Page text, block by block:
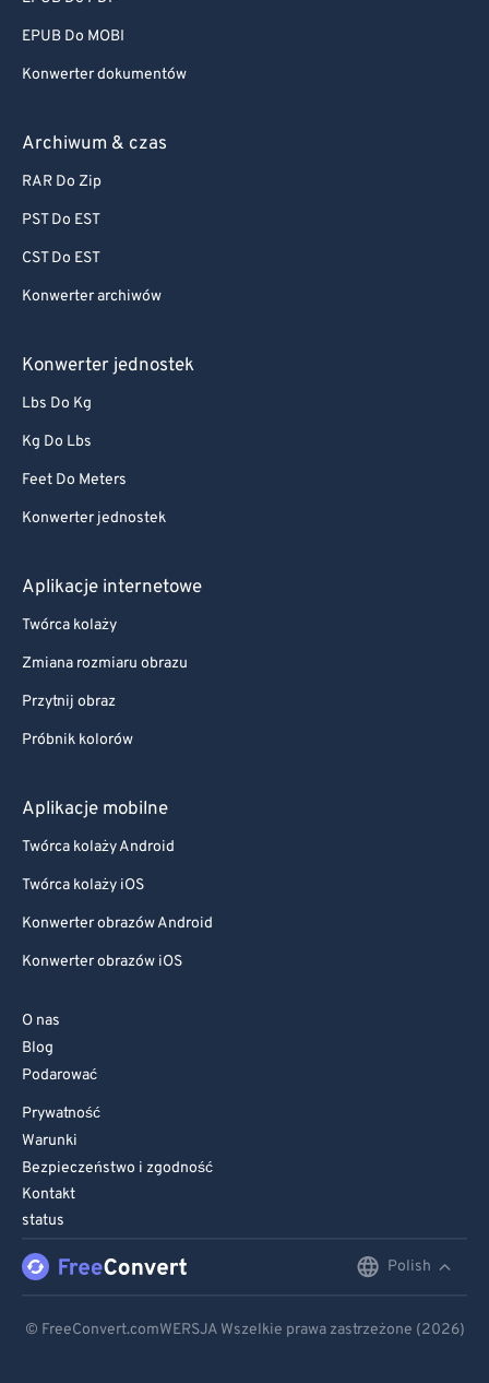
EPUB Do MOBI
Konwerter dokumentów
Archiwum & czas
RAR Do Zip
PST Do EST
CST Do EST
Konwerter archiwów
Konwerter jednostek
Lbs Do Kg
Kg Do Lbs
Feet Do Meters
Konwerter jednostek
Aplikacje internetowe
Twórca kolaży
Zmiana rozmiaru obrazu
Przytnij obraz
Próbnik kolorów
Aplikacje mobilne
Twórca kolaży Android
Twórca kolaży iOS
Konwerter obrazów Android
Konwerter obrazów iOS
O nas
Blog
Podarować
Prywatność
Warunki
Bezpieczeństwo i zgodność
Kontakt
status
Polish
© FreeConvert.comWERSJA Wszelkie prawa zastrzeżone (2026)